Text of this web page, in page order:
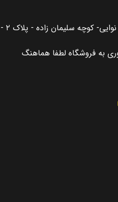
تهران - خیابان ملت - کوچه قدیم نوایی- کوچه سلیمان زاده - پلاک ۲ -
به فروشگاه لطفا هماهنگ